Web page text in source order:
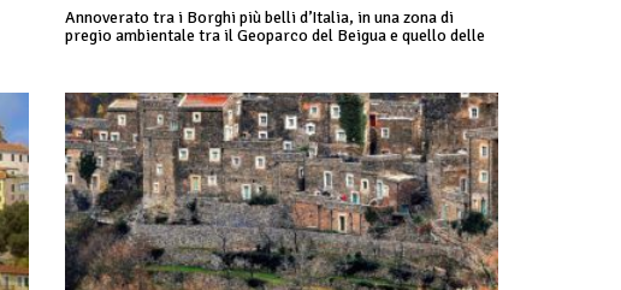
Annoverato tra i Borghi più belli d’Italia, in una zona di
pregio ambientale tra il Geoparco del Beigua e quello delle